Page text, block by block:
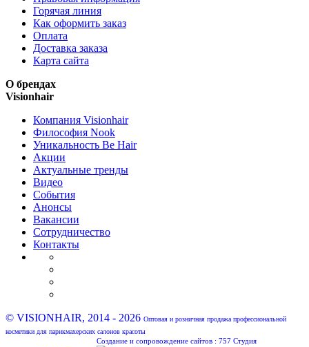
Горячая линия
Как оформить заказ
Оплата
Доставка заказа
Карта сайта
О брендах
Visionhair
Компания Visionhair
Философия Nook
Уникальность Be Hair
Акции
Актуальные тренды
Видео
События
Анонсы
Вакансии
Сотрудничество
Контакты
© VISIONHAIR, 2014 - 2026 Оптовая и розничная продажа профессиональной
косметики для парикмахерских салонов красоты
Создание и сопровождение сайтов : 757 Студия